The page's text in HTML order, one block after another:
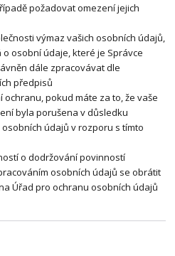
požadovat omezení jejich
výmaz vašich osobních údajů,
osobní údaje, které je Správce
dále zpracovávat dle
předpisů
pokud máte za to, že vaše
byla porušena v důsledku
údajů v rozporu s tímto
o dodržování povinností
osobních údajů se obrátit
Úřad pro ochranu osobních údajů